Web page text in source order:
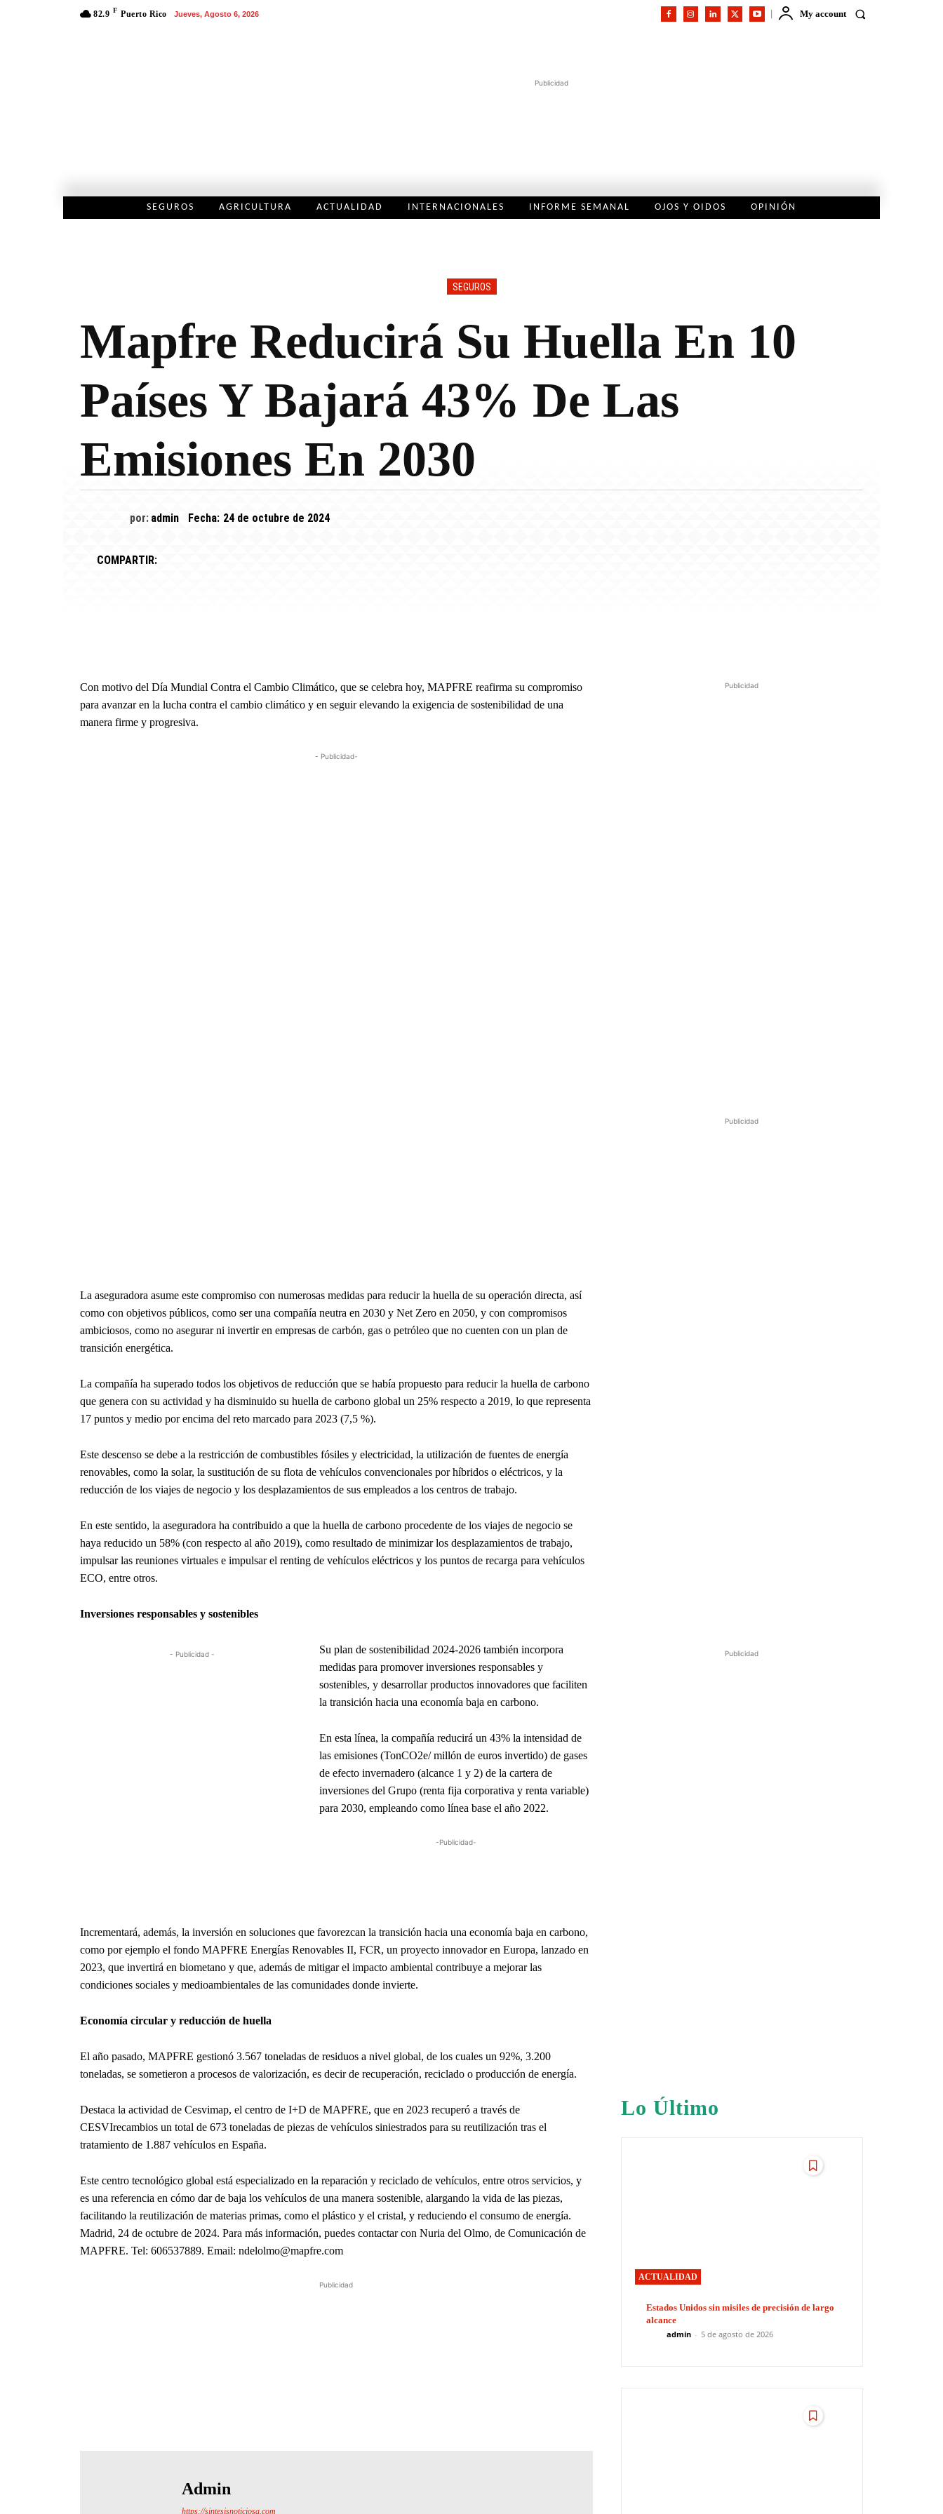
82.9 F Puerto Rico Jueves, Agosto 6, 2026 My account
Publicidad
SEGUROS AGRICULTURA ACTUALIDAD INTERNACIONALES INFORME SEMANAL OJOS Y OIDOS OPINIÓN
SEGUROS
Mapfre Reducirá Su Huella En 10
Países Y Bajará 43% De Las
Emisiones En 2030
por: admin Fecha: 24 de octubre de 2024
COMPARTIR:
Con motivo del Día Mundial Contra el Cambio Climático, que se celebra hoy, MAPFRE reafirma su compromiso
para avanzar en la lucha contra el cambio climático y en seguir elevando la exigencia de sostenibilidad de una
manera firme y progresiva.
- Publicidad-
La aseguradora asume este compromiso con numerosas medidas para reducir la huella de su operación directa, así
como con objetivos públicos, como ser una compañía neutra en 2030 y Net Zero en 2050, y con compromisos
ambiciosos, como no asegurar ni invertir en empresas de carbón, gas o petróleo que no cuenten con un plan de
transición energética.
La compañía ha superado todos los objetivos de reducción que se había propuesto para reducir la huella de carbono
que genera con su actividad y ha disminuido su huella de carbono global un 25% respecto a 2019, lo que representa
17 puntos y medio por encima del reto marcado para 2023 (7,5 %).
Este descenso se debe a la restricción de combustibles fósiles y electricidad, la utilización de fuentes de energía
renovables, como la solar, la sustitución de su flota de vehículos convencionales por híbridos o eléctricos, y la
reducción de los viajes de negocio y los desplazamientos de sus empleados a los centros de trabajo.
En este sentido, la aseguradora ha contribuido a que la huella de carbono procedente de los viajes de negocio se
haya reducido un 58% (con respecto al año 2019), como resultado de minimizar los desplazamientos de trabajo,
impulsar las reuniones virtuales e impulsar el renting de vehículos eléctricos y los puntos de recarga para vehículos
ECO, entre otros.
Inversiones responsables y sostenibles
- Publicidad -
Su plan de sostenibilidad 2024-2026 también incorpora
medidas para promover inversiones responsables y
sostenibles, y desarrollar productos innovadores que faciliten
la transición hacia una economía baja en carbono.
En esta línea, la compañía reducirá un 43% la intensidad de
las emisiones (TonCO2e/ millón de euros invertido) de gases
de efecto invernadero (alcance 1 y 2) de la cartera de
inversiones del Grupo (renta fija corporativa y renta variable)
para 2030, empleando como línea base el año 2022.
-Publicidad-
Incrementará, además, la inversión en soluciones que favorezcan la transición hacia una economía baja en carbono,
como por ejemplo el fondo MAPFRE Energías Renovables II, FCR, un proyecto innovador en Europa, lanzado en
2023, que invertirá en biometano y que, además de mitigar el impacto ambiental contribuye a mejorar las
condiciones sociales y medioambientales de las comunidades donde invierte.
Economía circular y reducción de huella
El año pasado, MAPFRE gestionó 3.567 toneladas de residuos a nivel global, de los cuales un 92%, 3.200
toneladas, se sometieron a procesos de valorización, es decir de recuperación, reciclado o producción de energía.
Destaca la actividad de Cesvimap, el centro de I+D de MAPFRE, que en 2023 recuperó a través de
CESVIrecambios un total de 673 toneladas de piezas de vehículos siniestrados para su reutilización tras el
tratamiento de 1.887 vehículos en España.
Este centro tecnológico global está especializado en la reparación y reciclado de vehículos, entre otros servicios, y
es una referencia en cómo dar de baja los vehículos de una manera sostenible, alargando la vida de las piezas,
facilitando la reutilización de materias primas, como el plástico y el cristal, y reduciendo el consumo de energía.
Madrid, 24 de octubre de 2024. Para más información, puedes contactar con Nuria del Olmo, de Comunicación de
MAPFRE. Tel: 606537889. Email: ndelolmo@mapfre.com
Publicidad
Admin
https://sintesisnoticiosa.com
Publicidad
Publicidad
Publicidad
Lo Último
ACTUALIDAD
Estados Unidos sin misiles de precisión de largo
alcance
admin - 5 de agosto de 2026